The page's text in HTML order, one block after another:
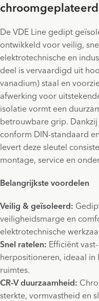
De VDE Line gedipt
ontwikkeld voor veilig,
elektrotechnische en
deel is vervaardigd uit
vanadium) staal en
afwerking voor
isolatie vormt een
betrouwbare grip.
conform DIN-standaard
levert deze sleutel
montage, service en
Belangrijkste voordelen
Veilig & geïsoleerd:
veiligheidsmarge en
elektrotechnische
Snel ratelen: Efficiënt
herpositioneren, ideaal
ruimtes.
CR-V duurzaamheid:
sterkte, vormvastheid en